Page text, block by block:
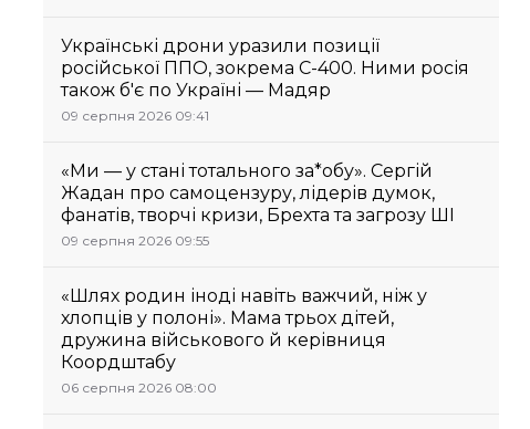
Українські дрони уразили позиції
російської ППО, зокрема С-400. Ними росія
також б'є по Україні — Мадяр
09 серпня 2026 09:41
«Ми — у стані тотального за*обу». Сергій
Жадан про самоцензуру, лідерів думок,
фанатів, творчі кризи, Брехта та загрозу ШІ
09 серпня 2026 09:55
«Шлях родин іноді навіть важчий, ніж у
хлопців у полоні». Мама трьох дітей,
дружина військового й керівниця
Коордштабу
06 серпня 2026 08:00